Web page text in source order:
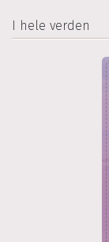
I hele verden